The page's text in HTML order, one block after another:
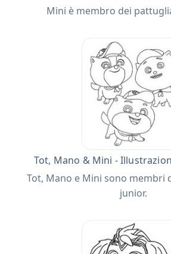
Mini è membro dei
Tot, Mano & Mini -
Tot, Mano e Mini sono membri
junior.